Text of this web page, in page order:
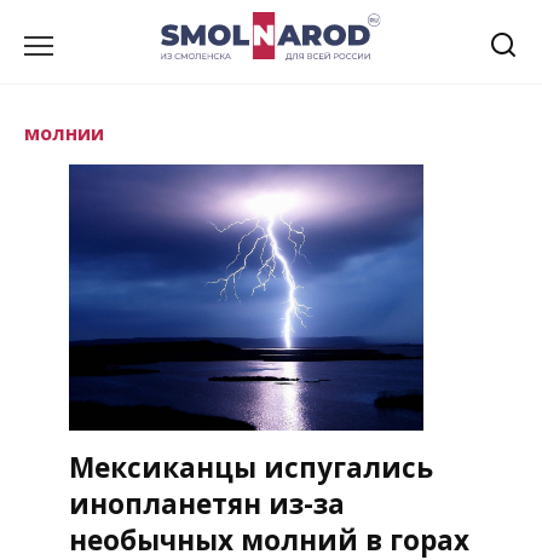
молнии
Мексиканцы испугались
инопланетян из-за
необычных молний в горах